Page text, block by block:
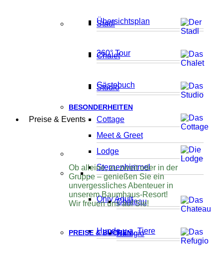
Übersichtsplan
360° Tour
Gästebuch
BESONDERHEITEN
Meet & Greet
Sternenhimmel
Only Adult
Hunde u.a. Tiere
Stadl
Chalet
Studio
Cottage
Lodge
Chateau
Refugio
Preise & Events
Ob alleine, zu zweit oder in der
Gruppe – genießen Sie ein
unvergessliches Abenteuer in
unserem Baumhaus-Resort!
Wir freuen uns auf Sie!
PREISE & BUCHEN